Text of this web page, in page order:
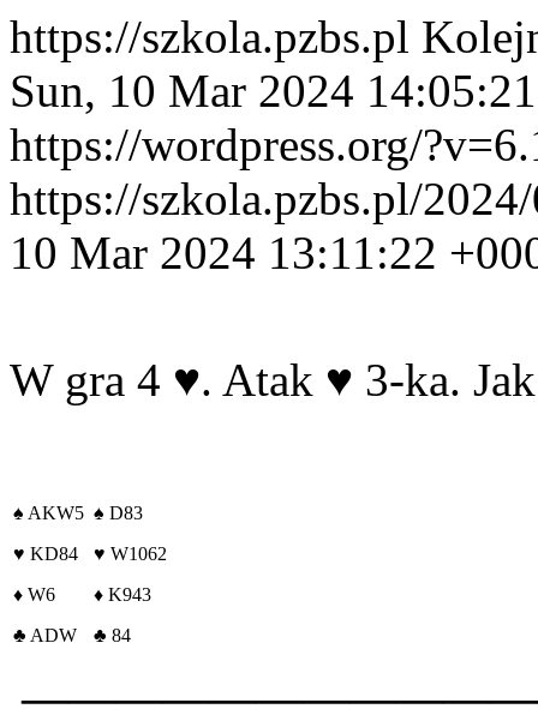
https://szkola.pzbs.pl
Sun, 10 Mar 2024
https://wordpress.org/
https://szkola.pzbs.pl/
10 Mar 2024 13:11:22
W gra 4 ♥. Atak ♥ 3-ka.
♠ AKW5
♥ KD84
♦ W6
♣ ADW
♠ D83
♥ W1062
♦ K943
♣ 84